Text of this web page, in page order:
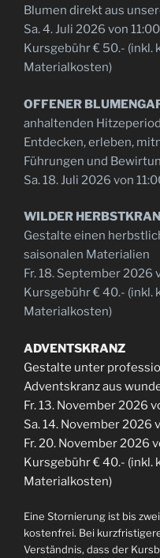
Blumen direkt aus
Sa. 4. Juli 2026 von
Kursgebühr € 50.- (inkl.
Materialkosten)
OFFENER
anhaltenden
Entdecken, erleben,
Führungen und
Sa. 18. Juli 2026 von
WILDER
Gestalte einen
saisonalen Materialien
Fr. 18. September 2026
Kursgebühr € 40.- (inkl.
Materialkosten)
ADVENTSKRANZ
Gestalte unter
Adventskranz aus
Fr. 13. November 2026
Sa. 14. November 2026
Fr. 20. November 2026
Kursgebühr € 40.- (inkl.
Materialkosten)
Eine Stornierung ist bis
kostenfrei. Bei
Verständnis, dass der